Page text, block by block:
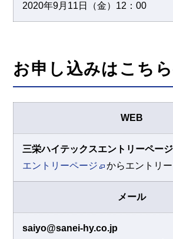
2020年9月11日（金）12：00
お申し込みはこち
WEB
三栄ハイテックスエントリーページ
エントリーページ
からエントリ
メール
saiyo@sanei-hy.co.jp